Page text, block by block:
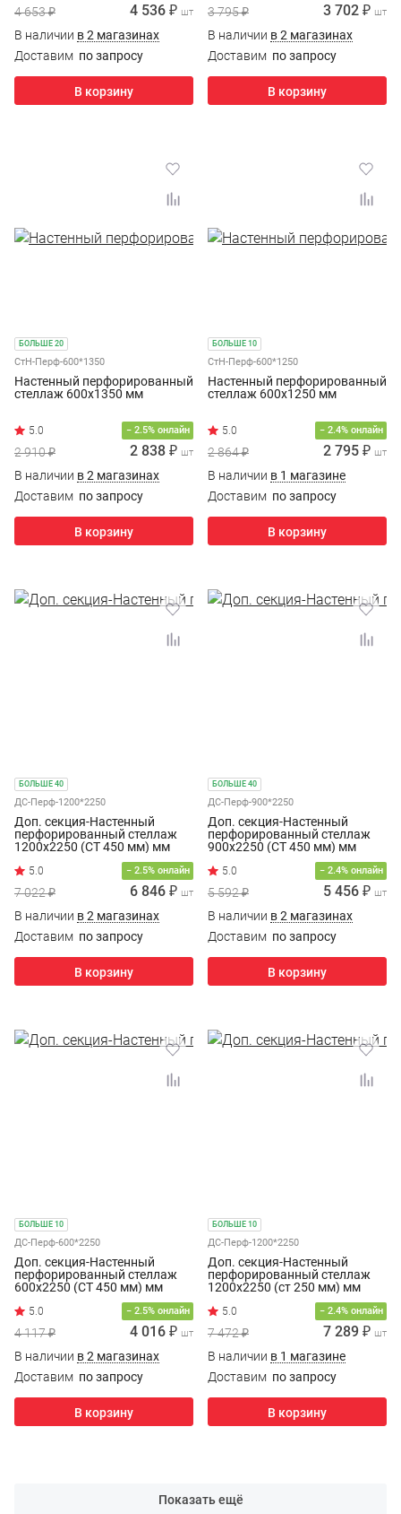
4 653 ₽ 4 536 ₽ шт
В наличии в 2 магазинах
Доставим по запросу
В корзину
3 795 ₽ 3 702 ₽ шт
В наличии в 2 магазинах
Доставим по запросу
В корзину
БОЛЬШЕ 20
СтН-Перф-600*1350
Настенный перфорированный
стеллаж 600х1350 мм
− 2.5% онлайн
2 910 ₽ 2 838 ₽ шт
В наличии в 2 магазинах
Доставим по запросу
В корзину
БОЛЬШЕ 10
СтН-Перф-600*1250
Настенный перфорированный
стеллаж 600х1250 мм
− 2.4% онлайн
2 864 ₽ 2 795 ₽ шт
В наличии в 1 магазине
Доставим по запросу
В корзину
БОЛЬШЕ 40
ДС-Перф-1200*2250
Доп. секция-Настенный
перфорированный стеллаж
1200х2250 (СТ 450 мм) мм
− 2.5% онлайн
7 022 ₽ 6 846 ₽ шт
В наличии в 2 магазинах
Доставим по запросу
В корзину
БОЛЬШЕ 40
ДС-Перф-900*2250
Доп. секция-Настенный
перфорированный стеллаж
900х2250 (СТ 450 мм) мм
− 2.4% онлайн
5 592 ₽ 5 456 ₽ шт
В наличии в 2 магазинах
Доставим по запросу
В корзину
БОЛЬШЕ 10
ДС-Перф-600*2250
Доп. секция-Настенный
перфорированный стеллаж
600х2250 (СТ 450 мм) мм
− 2.5% онлайн
4 117 ₽ 4 016 ₽ шт
В наличии в 2 магазинах
Доставим по запросу
В корзину
БОЛЬШЕ 10
ДС-Перф-1200*2250
Доп. секция-Настенный
перфорированный стеллаж
1200х2250 (ст 250 мм) мм
− 2.4% онлайн
7 472 ₽ 7 289 ₽ шт
В наличии в 1 магазине
Доставим по запросу
В корзину
Показать ещё